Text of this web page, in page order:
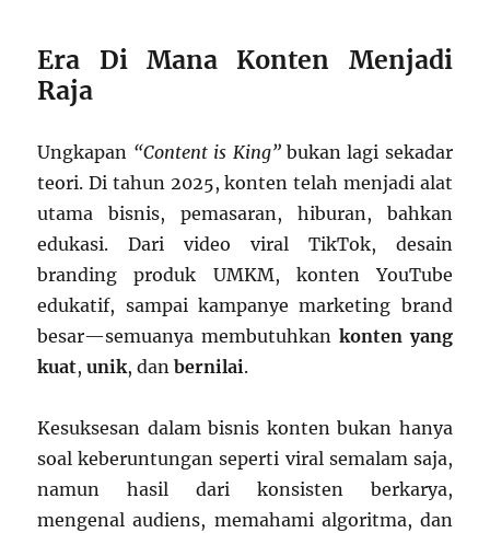
Era Di Mana Konten Menjadi
Raja
Ungkapan “Content is King”bukan lagi sekadar
teori. Di tahun 2025, konten telah menjadi alat
utama bisnis, pemasaran, hiburan, bahkan
edukasi. Dari video viral TikTok, desain
branding produk UMKM, konten YouTube
edukatif, sampai kampanye marketing brand
besar—semuanya membutuhkan konten yang
kuat,unik, danbernilai.
Kesuksesan dalam bisnis konten bukan hanya
soal keberuntungan seperti viral semalam saja,
namun hasil dari konsisten berkarya,
mengenal audiens, memahami algoritma, dan